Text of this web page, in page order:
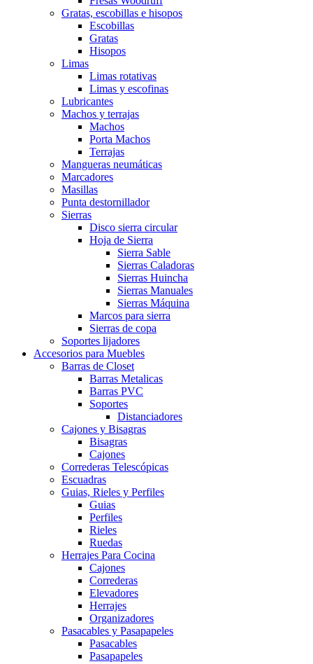
Gratas, escobillas e hisopos
Escobillas
Gratas
Hisopos
Limas
Limas rotativas
Limas y escofinas
Lubricantes
Machos y terrajas
Machos
Porta Machos
Terrajas
Mangueras neumáticas
Marcadores
Masillas
Punta destornillador
Sierras
Disco sierra circular
Hoja de Sierra
Sierra Sable
Sierras Caladoras
Sierras Huincha
Sierras Manuales
Sierras Máquina
Marcos para sierra
Sierras de copa
Soportes lijadores
Accesorios para Muebles
Barras de Closet
Barras Metalicas
Barras PVC
Soportes
Distanciadores
Cajones y Bisagras
Bisagras
Cajones
Correderas Telescópicas
Escuadras
Guias, Rieles y Perfiles
Guias
Perfiles
Rieles
Ruedas
Herrajes Para Cocina
Cajones
Correderas
Elevadores
Herrajes
Organizadores
Pasacables y Pasapapeles
Pasacables
Pasapapeles